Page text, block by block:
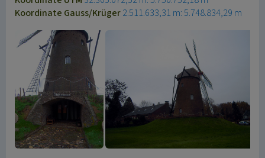
Koordinate Gauss/Krüger2.511.633,31 m: 5.748.834,29 m